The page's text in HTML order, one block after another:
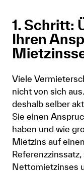
1. Schritt:
Ihren
Viele
nicht von sich
deshalb selber
Sie einen
haben und wie
Mietzins auf
Nettomietzinses